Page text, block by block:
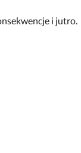
i jutro.